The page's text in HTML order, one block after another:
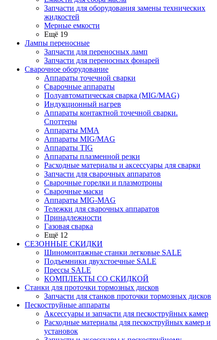
Запчасти для оборудования замены технических
жидкостей
Мерные емкости
Ещё 19
Лампы переносные
Запчасти для переносных ламп
Запчасти для переносных фонарей
Сварочное оборудование
Аппараты точечной сварки
Сварочные аппараты
Полуавтоматическая сварка (MIG/MAG)
Индукционный нагрев
Аппараты контактной точечной сварки.
Споттеры
Аппараты MMA
Аппараты MIG/MAG
Аппараты TIG
Аппараты плазменной резки
Расходные материалы и аксессуары для сварки
Запчасти для сварочных аппаратов
Сварочные горелки и плазмотроны
Сварочные маски
Аппараты MIG-MAG
Тележки для сварочных аппаратов
Принадлежности
Газовая сварка
Ещё 12
СЕЗОННЫЕ СКИДКИ
Шиномонтажные станки легковые SALE
Подъемники двухстоечные SALE
Прессы SALE
КОМПЛЕКТЫ СО СКИДКОЙ
Станки для проточки тормозных дисков
Запчасти для станков проточки тормозных дисков
Пескоструйные аппараты
Аксессуары и запчасти для пескоструйных камер
Расходные материалы для пескоструйных камер и
установок